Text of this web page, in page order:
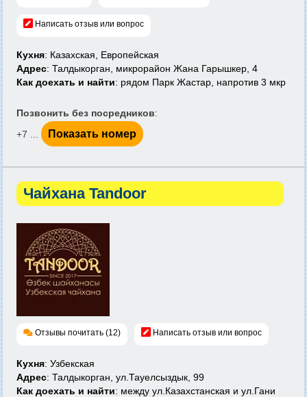
Написать отзыв или вопрос
Кухня: Казахская, Европейская
Адрес: Талдыкорган, микрорайон Жана Гарышкер, 4
Как доехать и найти: рядом Парк Жастар, напротив 3 мкр
Позвонить без посредников:
+7 ...
Показать номер
Чайхана Tandoor
Отзывы почитать (12) Написать отзыв или вопрос
Кухня: Узбекская
Адрес: Талдыкорган, ул.Тауелсыздык, 99
Как доехать и найти: между ул.Казахстанская и ул.Гани